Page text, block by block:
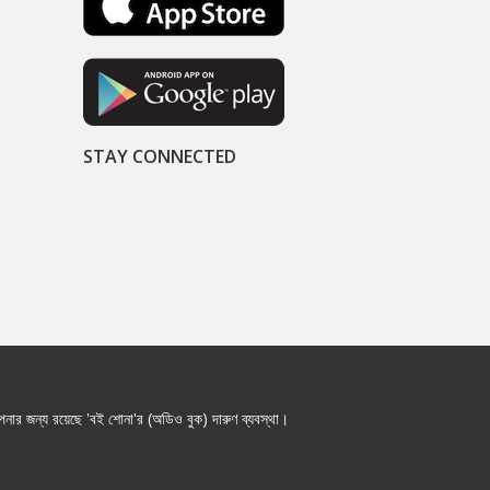
STAY CONNECTED
জন্য রয়েছে 'বই শোনা'র (অডিও বুক) দারুণ ব্যবস্থা।